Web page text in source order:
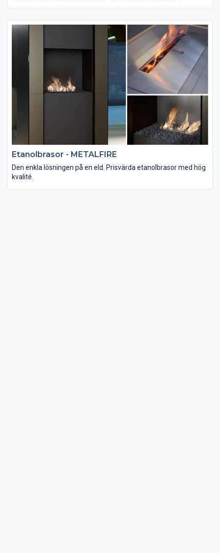
Etanolbrasor - METALFIRE
Den enkla lösningen på en eld. Prisvärda etanolbrasor med hög
kvalité.